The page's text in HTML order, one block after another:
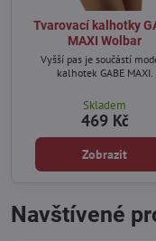
Tvarovací kalhotky
MAXI Wolbar
Vyšší pas je součástí
kalhotek GABE MAXI.
Skladem
469 Kč
Zobrazit
Navštívené